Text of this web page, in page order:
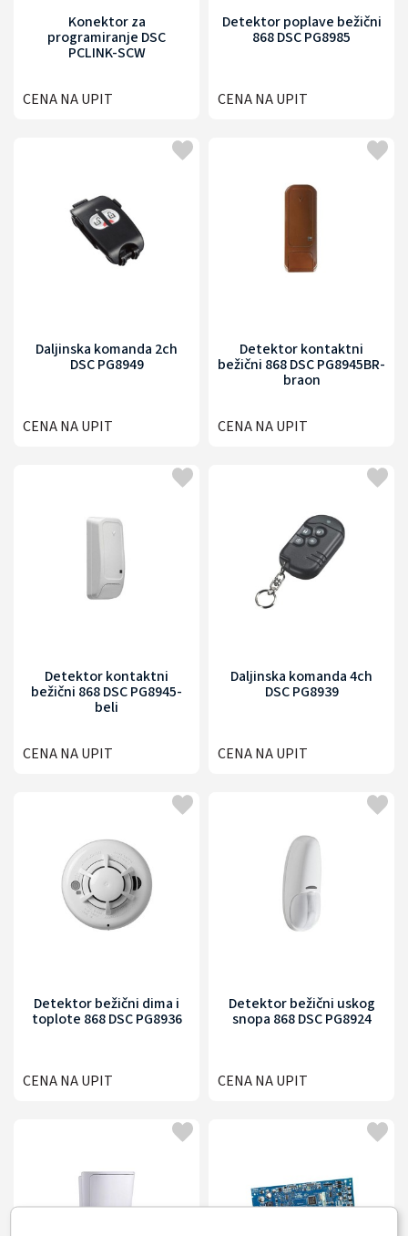
Konektor za
programiranje DSC
PCLINK-SCW
CENA NA UPIT
Detektor poplave bežični
868 DSC PG8985
CENA NA UPIT
Daljinska komanda 2ch
DSC PG8949
CENA NA UPIT
Detektor kontaktni
bežični 868 DSC PG8945BR-
braon
CENA NA UPIT
Detektor kontaktni
bežični 868 DSC PG8945-
beli
CENA NA UPIT
Daljinska komanda 4ch
DSC PG8939
CENA NA UPIT
Detektor bežični dima i
toplote 868 DSC PG8936
CENA NA UPIT
Detektor bežični uskog
snopa 868 DSC PG8924
CENA NA UPIT